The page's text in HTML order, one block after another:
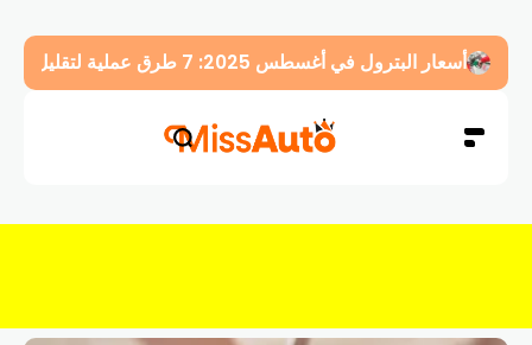
أسعار البترول في أغسطس 2025: 7 طرق عملية لتقليل استهلاك الوقود في سيارتك فوراً